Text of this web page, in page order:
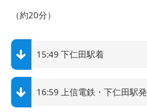
（約20分）
15:49 下仁田駅着
16:59 上信電鉄・下仁田駅発